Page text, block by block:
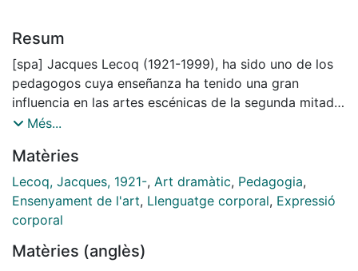
Resum
[spa] Jacques Lecoq (1921-1999), ha sido uno de los
pedagogos cuya enseñanza ha tenido una gran
influencia en las artes escénicas de la segunda mitad
del siglo XX. Se le identifica con la corriente teatral del
poco estudiada. Más conocida a través de sus
antiguos alumnos, por su escuela internacional
fundada en 1956, en París, han pasado creadores tan
diferentes, entre otros, como Ariane Mnouchkine
Puppet, Jorge Lavelli, Albert Vidal, Luc Bondy, Joan
Més...
Matèries
Lecoq, Jacques, 1921-, Art dramàtic, Pedagogia,
Ensenyament de l'art, Llenguatge corporal, Expressió
corporal
Matèries (anglès)